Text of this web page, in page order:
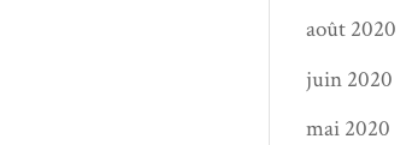
août 2020
juin 2020
mai 2020